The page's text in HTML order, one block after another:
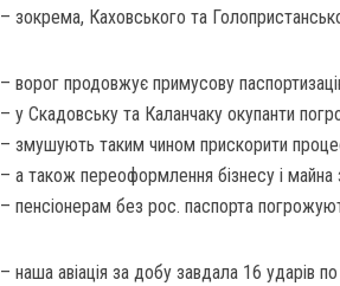
– зокрема, Каховського та
– ворог продовжує примусову
– у Скадовську та Каланчаку окупанти
– змушують таким чином прискорити
– а також переоформлення бізнесу і майна
– пенсіонерам без рос. паспорта
– наша авіація за добу завдала 16 ударів